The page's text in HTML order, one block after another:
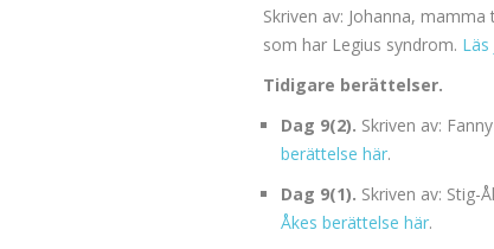
Skriven av: Johanna,
som har Legius syndrom.
Tidigare berättelser.
Dag 9(2). Skriven av:
berättelse här.
Dag 9(1). Skriven av: Stig-
Åkes berättelse här.